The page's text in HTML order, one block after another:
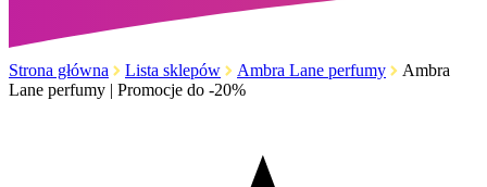
Strona główna Lista sklepów Ambra Lane perfumy
Ambra
Lane perfumy | Promocje do -20%